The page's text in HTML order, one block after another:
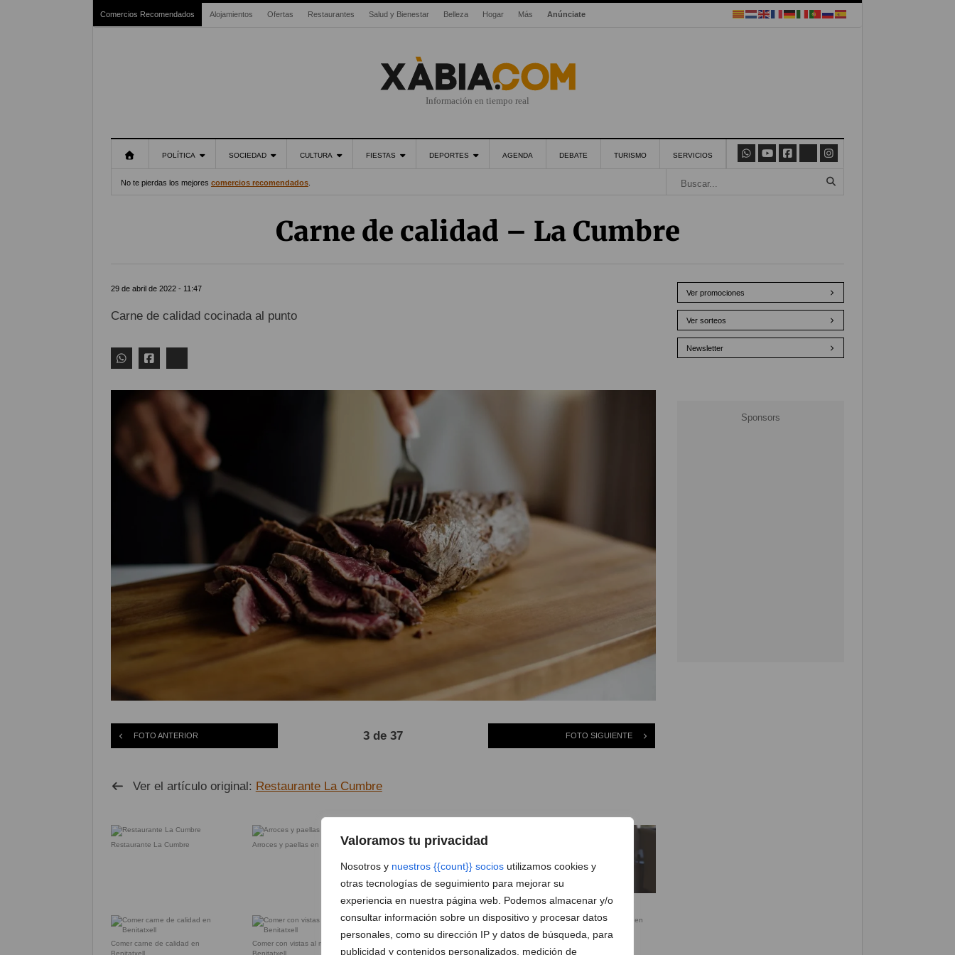
Valoramos tu privacidad
Nosotros y nuestros {{count}} socios utilizamos cookies y
otras tecnologías de seguimiento para mejorar su
experiencia en nuestra página web. Podemos almacenar y/o
consultar información sobre un dispositivo y procesar datos
personales, como su dirección IP y datos de búsqueda, para
publicidad y contenidos personalizados, medición de
Comercios Recomendados Alojamientos Ofertas Restaurantes Salud y Bienestar Belleza Hogar Más Anúnciate
Información en tiempo real
POLÍTICA SOCIEDAD CULTURA FIESTAS DEPORTES AGENDA DEBATE TURISMO SERVICIOS
No te pierdas los mejores comercios recomendados
Carne de calidad – La Cumbre
29 de abril de 2022 - 11:47
Carne de calidad cocinada al punto
FOTO ANTERIOR 3 de 37 FOTO SIGUIENTE
Ver el artículo original: Restaurante La Cumbre
Restaurante La Cumbre Arroces y paellas en Benitatxell
Carne de calidad – La Cumbre Cocina creativa en La Cumbre
Comer carne de calidad en
Benitatxell
Comer con vistas al mar en
Benitatxell
Benitatxell
Benitatxell
Ver promociones
Ver sorteos
Newsletter